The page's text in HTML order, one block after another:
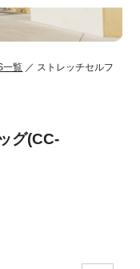
一覧 ／ ストレッチセルフ
グ(CC-